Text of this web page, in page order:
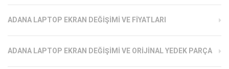
ADANA LAPTOP EKRAN DEĞIŞIMI VE FIYATLARI
ADANA LAPTOP EKRAN DEĞIŞIMI VE ORIJINAL YEDEK PARÇA